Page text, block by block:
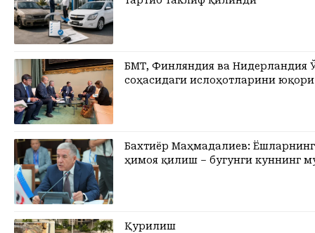
БМТ, Финляндия ва Нидерландия
соҳасидаги ислоҳотларини
Бахтиёр Маҳмадалиев:
ҳимоя қилиш – бугунги куннинг
Қурилиш